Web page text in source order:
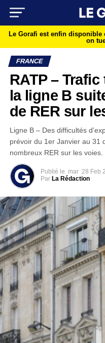
Le Gorafi est enfin disponible
on
FRANCE
RATP –
la ligne B
de RER sur
Ligne B – Des difficultés
prévoir du 1er Janvier au 31
nombreux RER sur les voies.
Publié le mar 28 Feb
Par La Rédaction